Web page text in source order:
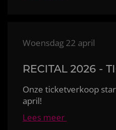
Woensdag 22 april
RECITAL 2026 -
Onze ticketverkoop
april!
Lees meer